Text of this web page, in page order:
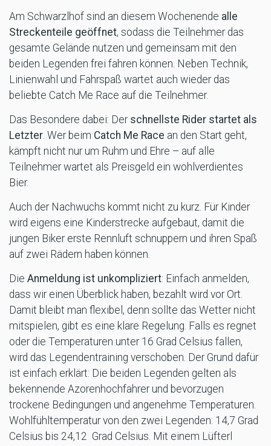
Am Schwarzlhof sind an diesem Wochenende alle
Streckenteile geöffnet, sodass die Teilnehmer das
gesamte Gelände nutzen und gemeinsam mit den
beiden Legenden frei fahren können. Neben Technik,
Linienwahl und Fahrspaß wartet auch wieder das
beliebte Catch Me Race auf die Teilnehmer.
Das Besondere dabei: Der schnellste Rider startet als
Letzter . Wer beim Catch Me Race an den Start geht,
kämpft nicht nur um Ruhm und Ehre – auf alle
Teilnehmer wartet als Preisgeld ein wohlverdientes
Bier.
Auch der Nachwuchs kommt nicht zu kurz. Für Kinder
wird eigens eine Kinderstrecke aufgebaut, damit die
jungen Biker erste Rennluft schnuppern und ihren Spaß
auf zwei Rädern haben können.
Die Anmeldung ist unkompliziert: Einfach anmelden,
dass wir einen Überblick haben, bezahlt wird vor Ort.
Damit bleibt man flexibel, denn sollte das Wetter nicht
mitspielen, gibt es eine klare Regelung. Falls es regnet
oder die Temperaturen unter 16 Grad Celsius fallen,
wird das Legendentraining verschoben. Der Grund dafür
ist einfach erklärt: Die beiden Legenden gelten als
bekennende Azorenhochfahrer und bevorzugen
trockene Bedingungen und angenehme Temperaturen.
Wohlfühltemperatur von den zwei Legenden: 14,7 Grad
Celsius bis 24,12 Grad Celsius. Mit einem Lüfterl